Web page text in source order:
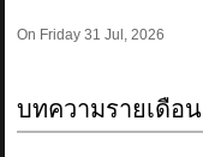
On Friday 31 Jul, 2026
บทความรายเดือน